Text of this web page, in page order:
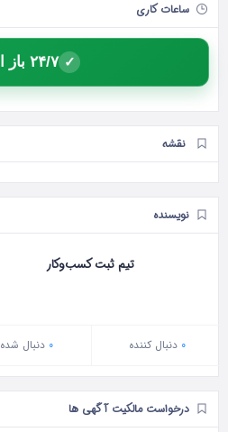
ساعات کاری
✓ ۲۴/۷ باز است
نقشه
نویسنده
تیم ثبت کسب‌وکار
0 دنبال‌ کننده 0 دنبال شده
درخواست مالکیت آگهی ها